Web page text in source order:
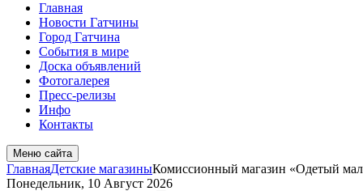
Главная
Новости Гатчины
Город Гатчина
События в мире
Доска объявлений
Фотогалерея
Пресс-релизы
Инфо
Контакты
Меню сайта
ГлавнаяДетские магазиныКомиссионный магазин «Одетый
Понедельник, 10 Август 2026